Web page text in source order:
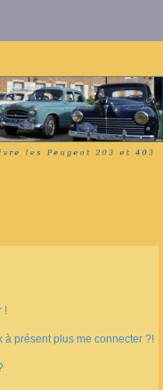
!
à présent plus me connecter ?!